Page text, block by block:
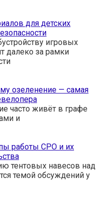
для детских
игровых
далеко за рамки
озеленение — самая
часто живёт в графе
и
работы СРО и их
тентовых навесов над
темой обсуждений у